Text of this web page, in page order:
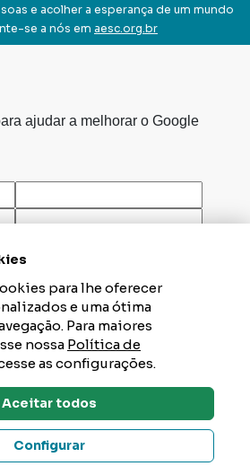
e acolher a esperança de um mundo
se a nós em aesc.org.br
Dúvidas? Tire Aqui
para lhe oferecer
e uma ótima
Para maiores
nossa Política de
as configurações.
Aceitar todos
Configurar
ajudar a melhorar o Google